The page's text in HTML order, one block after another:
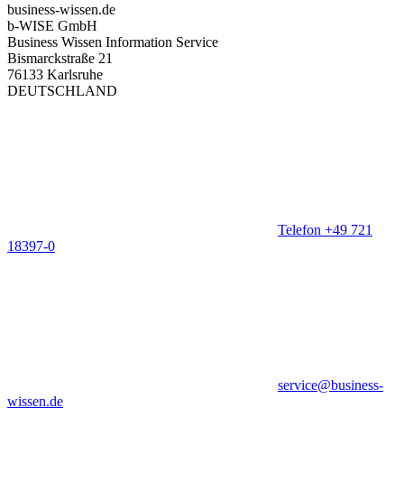
business-wissen.de
b-WISE GmbH
Business Wissen Information Service
Bismarckstraße 21
76133 Karlsruhe
DEUTSCHLAND
Telefon +49 721
18397-0
service@business-
wissen.de